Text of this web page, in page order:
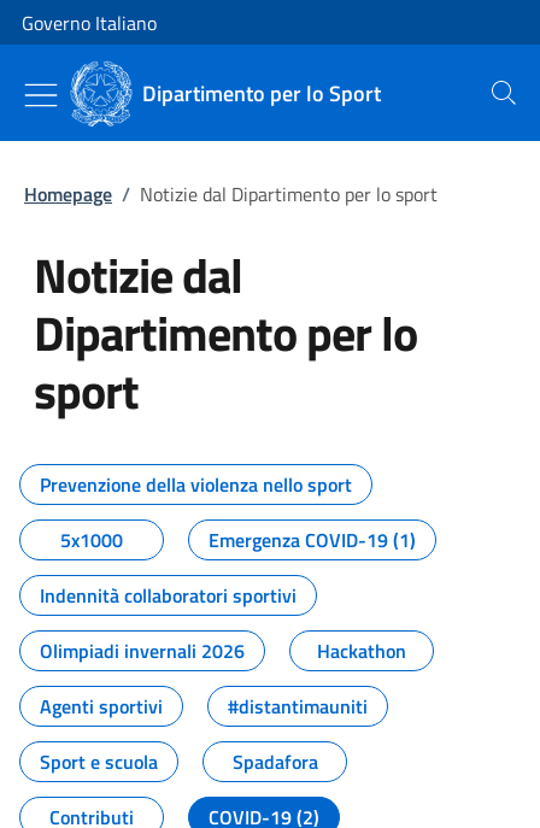
Vai al contenuto
Vai alla navigazione del sito
Governo Italiano
Dipartimento per lo Sport Cerca
Homepage / Notizie dal Dipartimento per lo sport
Notizie dal
Dipartimento per lo
sport
Tutti i contenuti della pagina
Prevenzione della violenza nello sport
5x1000
Emergenza COVID-19 (1)
Indennità collaboratori sportivi
Olimpiadi invernali 2026
Hackathon
Agenti sportivi
#distantimauniti
Sport e scuola
Spadafora
Contributi
COVID-19 (2)